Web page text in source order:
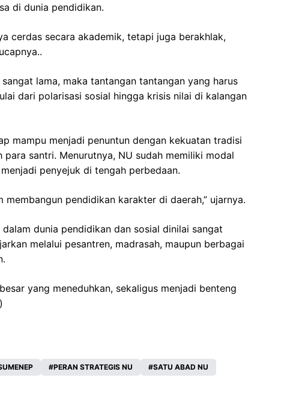
di dunia pendidikan.
cerdas secara akademik, tetapi juga berakhlak,
lama, maka tantangan tantangan yang harus
dari polarisasi sosial hingga krisis nilai di kalangan
mampu menjadi penuntun dengan kekuatan tradisi
santri. Menurutnya, NU sudah memiliki modal
penyejuk di tengah perbedaan.
pendidikan karakter di daerah,” ujarnya.
dunia pendidikan dan sosial dinilai sangat
melalui pesantren, madrasah, maupun berbagai
yang meneduhkan, sekaligus menjadi benteng
PERAN STRATEGIS NU SATU ABAD NU